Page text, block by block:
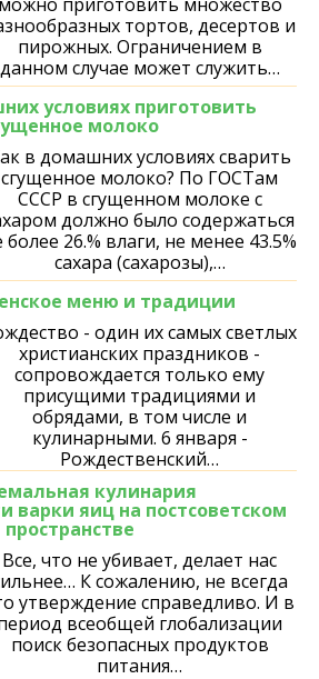
тортов, десертов и
пирожных. Ограничением в
данном случае может служить…
условиях приготовить
молоко
в домашних условиях сварить
сгущенное молоко? По ГОСТам
СССР в сгущенном молоке с
должно было содержаться
более 26.% влаги, не менее 43.5%
сахара (сахарозы),…
меню и традиции
- один их самых светлых
христианских праздников -
сопровождается только ему
присущими традициями и
обрядами, в том числе и
кулинарными. 6 января -
Рождественский…
кулинария
варки яиц на постсоветском
пространстве
Все, что не убивает, делает нас
К сожалению, не всегда
утверждение справедливо. И в
всеобщей глобализации
поиск безопасных продуктов
питания…